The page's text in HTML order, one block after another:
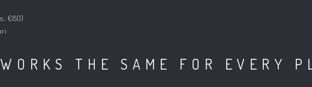
€80)
THE SAME FOR EVERY